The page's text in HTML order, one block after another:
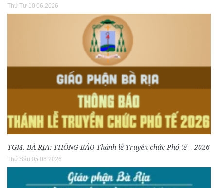
Thứ Tư 10.06.2026
TGM. BÀ RỊA: THÔNG BÁO Thánh lễ Truyền chức Phó tế – 2026
Thứ Sáu 05.06.2026